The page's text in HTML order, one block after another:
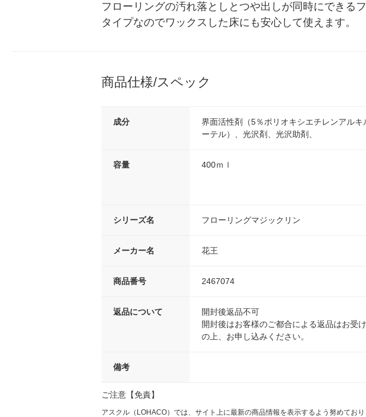
フローリングの汚れ落としとつや出しが同時にできる
タイプなのでワックスした床にも安心して使えます。
商品仕様/スペック
成分
界面活性剤（5％ポリオキシエチレンアルキ
ーテル）、光沢剤、光沢助剤、
容量 400ｍｌ
シリーズ名 フローリングマジックリン
メーカー名 花王
商品番号 2467074
返品について
開封後返品不可
開封後はお客様のご都合による返品はお受
の上、お申し込みください。
備考
ご注意【免責】
アスクル（LOHACO）では、サイト上に最新の商品情報を表示するよう努めてお